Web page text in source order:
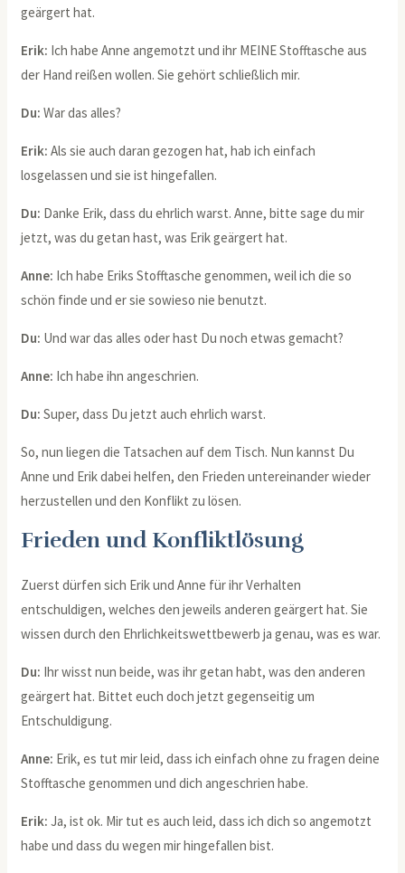
geärgert hat.
Erik: Ich habe Anne angemotzt und ihr MEINE Stofftasche aus
der Hand reißen wollen. Sie gehört schließlich mir.
Du: War das alles?
Erik: Als sie auch daran gezogen hat, hab ich einfach
losgelassen und sie ist hingefallen.
Du: Danke Erik, dass du ehrlich warst. Anne, bitte sage du mir
jetzt, was du getan hast, was Erik geärgert hat.
Anne: Ich habe Eriks Stofftasche genommen, weil ich die so
schön finde und er sie sowieso nie benutzt.
Du: Und war das alles oder hast Du noch etwas gemacht?
Anne: Ich habe ihn angeschrien.
Du: Super, dass Du jetzt auch ehrlich warst.
So, nun liegen die Tatsachen auf dem Tisch. Nun kannst Du
Anne und Erik dabei helfen, den Frieden untereinander wieder
herzustellen und den Konflikt zu lösen.
Frieden und Konfliktlösung
Zuerst dürfen sich Erik und Anne für ihr Verhalten
entschuldigen, welches den jeweils anderen geärgert hat. Sie
wissen durch den Ehrlichkeitswettbewerb ja genau, was es war.
Du: Ihr wisst nun beide, was ihr getan habt, was den anderen
geärgert hat. Bittet euch doch jetzt gegenseitig um
Entschuldigung.
Anne: Erik, es tut mir leid, dass ich einfach ohne zu fragen deine
Stofftasche genommen und dich angeschrien habe.
Erik: Ja, ist ok. Mir tut es auch leid, dass ich dich so angemotzt
habe und dass du wegen mir hingefallen bist.